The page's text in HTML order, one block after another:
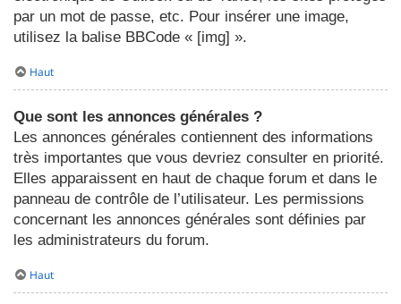
par un mot de passe, etc. Pour insérer une image,
utilisez la balise BBCode « [img] ».
Haut
Que sont les annonces générales ?
Les annonces générales contiennent des informations
très importantes que vous devriez consulter en priorité.
Elles apparaissent en haut de chaque forum et dans le
panneau de contrôle de l’utilisateur. Les permissions
concernant les annonces générales sont définies par
les administrateurs du forum.
Haut